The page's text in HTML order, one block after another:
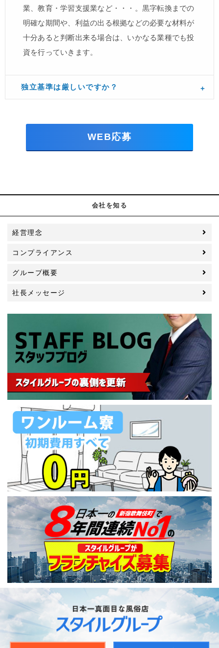
業、教育・学習支援業など・・・。黒字転換までの
明確な期間や、利益の出る根拠などの必要な材料が
十分あると判断出来る場合は、いかなる業種でも投
資を行っていきます。
独立基準は厳しいですか？
WEB応募
会社を知る
経営理念
コンプライアンス
グループ概要
社長メッセージ